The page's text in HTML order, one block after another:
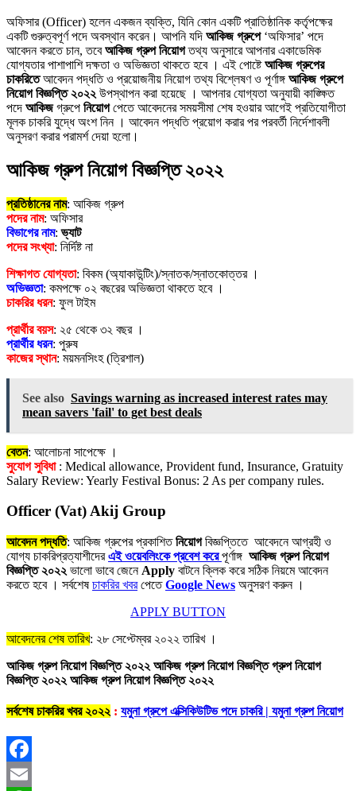
অফিসার (Officer) হলেন একজন ব্যক্তি, যিনি কোন একটি প্রাতিষ্ঠানিক কর্তৃপক্ষের
একটি গুরুত্বপূর্ণ পদে অবস্থান করেন। আপনি যদি আকিজ গ্রুপে‘অফিসার’ পদে
আবেদন করতে চান, তবেআকিজ গ্রুপ নিয়োগতথ্য অনুসারে আপনার একাডেমিক
যোগ্যতার পাশাপাশি দক্ষতা ও অভিজ্ঞতা থাকতে হবে । এই পোষ্টেআকিজ গ্রুপের
চাকরিতেআবেদন পদ্ধতি ও প্রয়োজনীয় নিয়োগ তথ্য বিশ্লেষণ ও পূর্ণাঙ্গ আকিজ গ্রুপে
নিয়োগ বিজ্ঞপ্তি ২০২২ উপস্থাপন করা হয়েছে । আপনার যোগ্যতা অনুযায়ী কাঙ্ক্ষিত
পদে আকিজগ্রুপে নিয়োগপেতে আবেদনের সময়সীমা শেষ হওয়ার আগেই প্রতিযোগীতা
মূলক চাকরি যুদ্ধে অংশ নিন । আবেদন পদ্ধতি প্রয়োগ করার পর পরবর্তী নির্দেশাবলী
অনুসরণ করার পরামর্শ দেয়া হলো।
আকিজ গ্রুপ নিয়োগ বিজ্ঞপ্তি ২০২২
প্রতিষ্ঠানের নাম: আকিজ গ্রুপ
পদের নাম: অফিসার
বিভাগের নাম:ভ্যাট
পদের সংখ্যা: নির্দিষ্ট না
শিক্ষাগত যোগ্যতা: বিকম (অ্যাকাউন্টিং)/স্নাতক/স্নাতকোত্তর ।
অভিজ্ঞতা: কমপক্ষে ০২ বছরের অভিজ্ঞতা থাকতে হবে ।
চাকরির ধরন: ফুল টাইম
প্রার্থীর বয়স: ২৫ থেকে ৩২ বছর ।
প্রার্থীর ধরন: পুরুষ
কাজের স্থান: ময়মনসিংহ (ত্রিশাল)
See also Savings warning as increased interest rates may
mean savers 'fail' to get best deals
বেতন: আলোচনা সাপেক্ষে ।
সুযোগ সুবিধা: Medical allowance, Provident fund, Insurance, Gratuity
Salary Review: Yearly Festival Bonus: 2 As per company rules.
Officer (Vat) Akij Group
আবেদন পদ্ধতি: আকিজ গ্রুপের প্রকাশিতনিয়োগবিজ্ঞপ্তিতে আবেদনে আগ্রহী ও
যোগ্য চাকরিপ্রত্যাশীদেরএই ওয়েবলিংকে প্রবেশ করে পূর্ণাঙ্গ আকিজ গ্রুপ নিয়োগ
বিজ্ঞপ্তি ২০২২ ভালো ভাবে জেনে Apply বাটনে ক্লিক করে সঠিক নিয়মে আবেদন
করতে হবে । সর্বশেষচাকরির খবরপেতেGoogle News অনুসরণ করুন ।
APPLY BUTTON
আবেদনের শেষ তারিখ: ২৮ সেপ্টেম্বর ২০২২ তারিখ ।
আকিজ গ্রুপ নিয়োগ বিজ্ঞপ্তি ২০২২ আকিজ গ্রুপ নিয়োগ বিজ্ঞপ্তি গ্রুপ নিয়োগ
বিজ্ঞপ্তি ২০২২ আকিজ গ্রুপ নিয়োগ বিজ্ঞপ্তি ২০২২
সর্বশেষ চাকরির খবর ২০২২: যমুনা গ্রুপে এক্সিকিউটিভ পদে চাকরি | যমুনা গ্রুপ নিয়োগ
Facebook